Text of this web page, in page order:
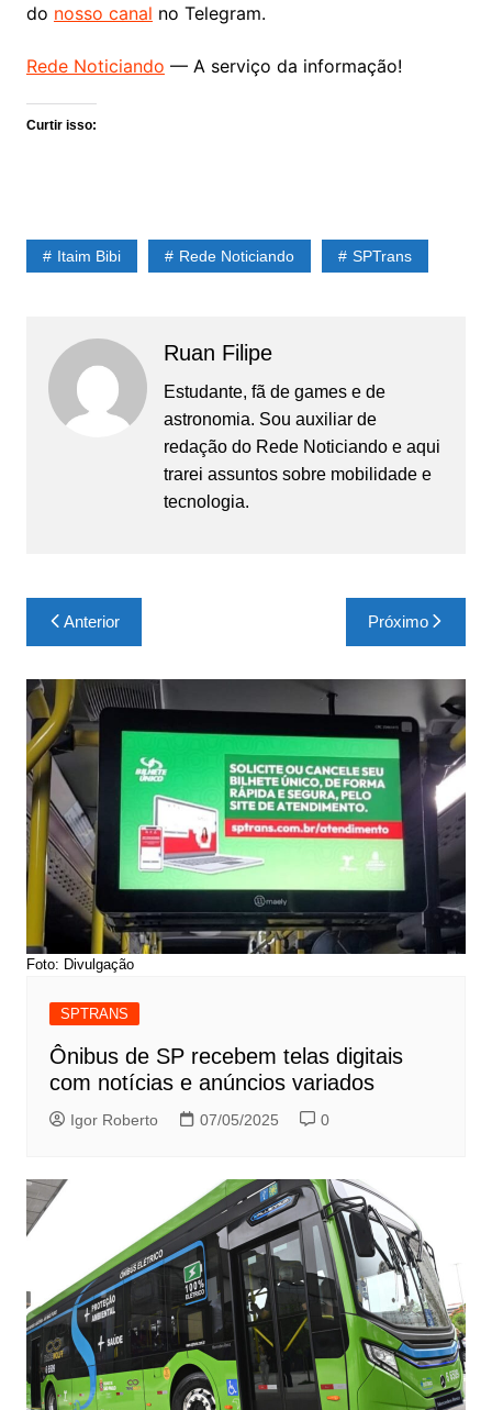
do nosso canal no Telegram.
Rede Noticiando — A serviço da informação!
Curtir isso:
Itaim Bibi Rede Noticiando SPTrans
Ruan Filipe
Estudante, fã de games e de
astronomia. Sou auxiliar de
redação do Rede Noticiando e aqui
trarei assuntos sobre mobilidade e
tecnologia.
Navegação
de
Post
Anterior Próximo
Foto: Divulgação
SPTRANS
Ônibus de SP recebem telas digitais
com notícias e anúncios variados
Igor Roberto 07/05/2025 0